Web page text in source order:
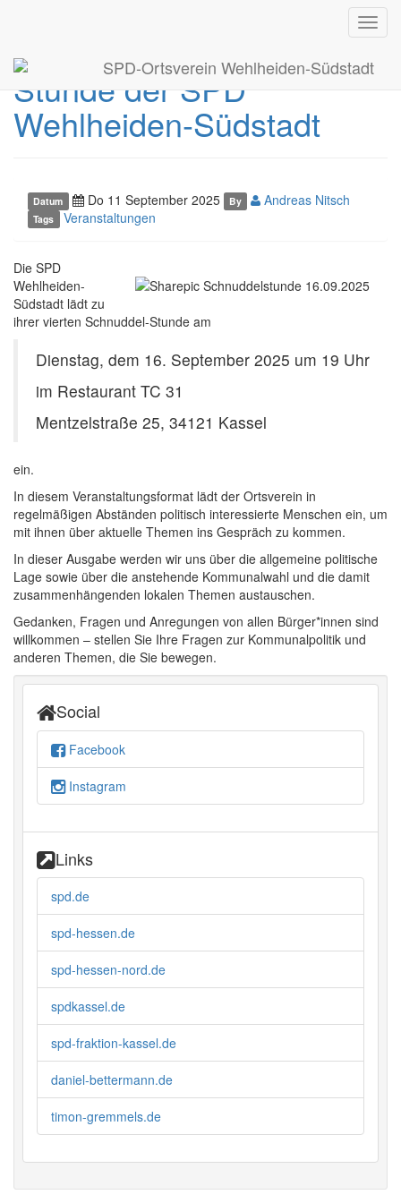
SPD-Ortsverein Wehlheiden-Südstadt
Einladung zur Schnuddel-
Stunde der SPD
Wehlheiden-Südstadt
Datum Do 11 September 2025 By Andreas Nitsch
Tags Veranstaltungen
Die SPD
Wehlheiden-
Südstadt lädt zu
ihrer vierten Schnuddel-Stunde am
Dienstag, dem 16. September 2025 um 19 Uhr
im Restaurant TC 31
Mentzelstraße 25, 34121 Kassel
ein.
In diesem Veranstaltungsformat lädt der Ortsverein in
regelmäßigen Abständen politisch interessierte Menschen ein, um
mit ihnen über aktuelle Themen ins Gespräch zu kommen.
In dieser Ausgabe werden wir uns über die allgemeine politische
Lage sowie über die anstehende Kommunalwahl und die damit
zusammenhängenden lokalen Themen austauschen.
Gedanken, Fragen und Anregungen von allen Bürger*innen sind
willkommen – stellen Sie Ihre Fragen zur Kommunalpolitik und
anderen Themen, die Sie bewegen.
Social
Facebook
Instagram
Links
spd.de
spd-hessen.de
spd-hessen-nord.de
spdkassel.de
spd-fraktion-kassel.de
daniel-bettermann.de
timon-gremmels.de